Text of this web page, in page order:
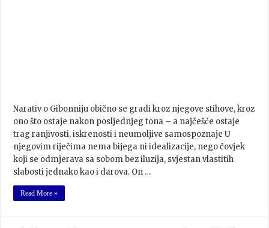
Narativ o Gibonniju obično se gradi kroz njegove stihove, kroz
ono što ostaje nakon posljednjeg tona – a najčešće ostaje
trag ranjivosti, iskrenosti i neumoljive samospoznaje U
njegovim riječima nema bijega ni idealizacije, nego čovjek
koji se odmjerava sa sobom bez iluzija, svjestan vlastitih
slabosti jednako kao i darova. On …
Read More »